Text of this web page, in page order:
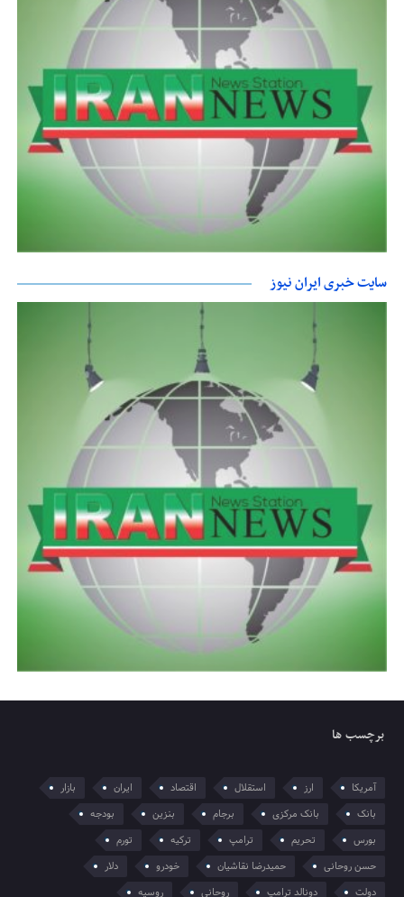
سایت خبری ایران نیوز
برچسب ها
آمریکا ارز استقلال اقتصاد ایران
بازار
بانک
بانک مرکزی برجام بنزین
بودجه
بورس
تحریم ترامپ ترکیه
تورم
حسن روحانی
حمیدرضا نقاشیان خودرو
دلار
دولت
دونالد ترامپ روحانی روسیه